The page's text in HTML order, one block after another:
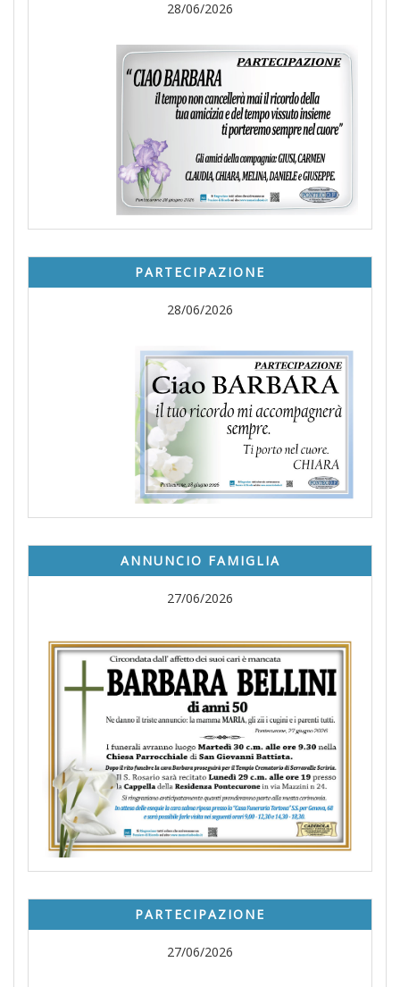
28/06/2026
PARTECIPAZIONE
28/06/2026
ANNUNCIO FAMIGLIA
27/06/2026
PARTECIPAZIONE
27/06/2026